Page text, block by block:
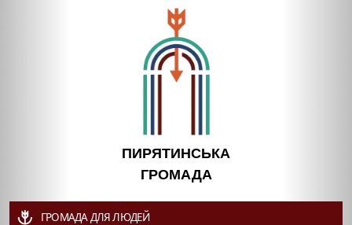
ПИРЯТИНСЬКА
ГРОМАДА
ГРОМАДА ДЛЯ ЛЮДЕЙ